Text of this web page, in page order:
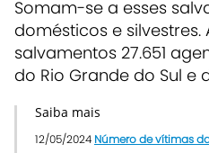
Somam-se a esses
domésticos e silvestres.
salvamentos 27.651
do Rio Grande do Sul e
Saiba mais
12/05/2024 Número de vítimas